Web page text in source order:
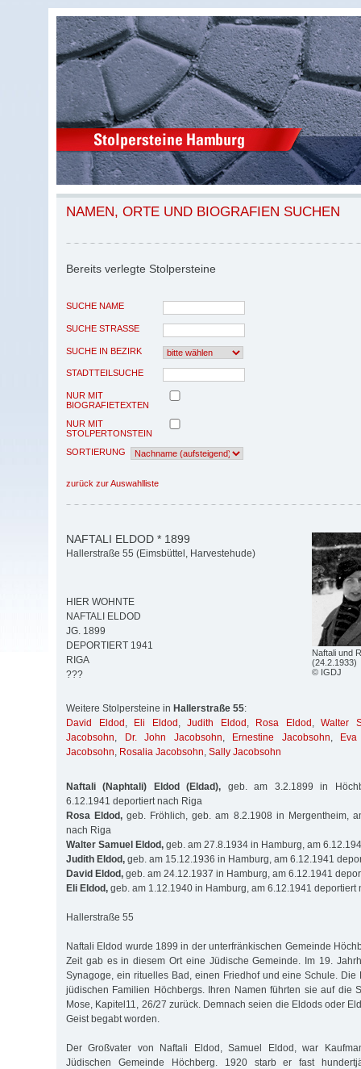
NAMEN, ORTE UND BIOGRAFIEN SUCHEN
Bereits verlegte Stolpersteine
SUCHE NAME
SUCHE STRASSE
SUCHE IN BEZIRK
STADTTEILSUCHE
NUR MIT
BIOGRAFIETEXTEN
NUR MIT
STOLPERTONSTEIN
SORTIERUNG
zurück zur Auswahlliste
Naftali und
(24.2.1933)
© IGDJ
NAFTALI ELDOD * 1899
Hallerstraße 55 (Eimsbüttel, Harvestehude)
HIER WOHNTE
NAFTALI ELDOD
JG. 1899
DEPORTIERT 1941
RIGA
???
Weitere Stolpersteine in Hallerstraße 55:
David Eldod , Eli Eldod ,Judith Eldod , Rosa Eldod ,Walter
Jacobsohn, Dr. John Jacobsohn, Ernestine Jacobsohn,
Jacobsohn, Rosalia Jacobsohn, Sally Jacobsohn
Naftali (Naphtali) Eldod (Eldad), geb. am 3.2.1899 in
6.12.1941 deportiert nach Riga
Rosa Eldod, geb. Fröhlich, geb. am 8.2.1908 in Mergentheim,
nach Riga
Walter Samuel Eldod, geb. am 27.8.1934 in Hamburg, am
Judith Eldod, geb. am 15.12.1936 in Hamburg, am 6.12.1941
David Eldod, geb. am 24.12.1937 in Hamburg, am 6.12.1941
Eli Eldod, geb. am 1.12.1940 in Hamburg, am 6.12.1941 deportiert
Hallerstraße 55
Naftali Eldod wurde 1899 in der unterfränkischen Gemeinde
Zeit gab es in diesem Ort eine Jüdische Gemeinde. Im 19.
Synagoge, ein rituelles Bad, einen Friedhof und eine Schule.
jüdischen Familien Höchbergs. Ihren Namen führten sie auf die
Mose, Kapitel11, 26/27 zurück. Demnach seien die Eldods oder
Geist begabt worden.
Der Großvater von Naftali Eldod, Samuel Eldod, war
Jüdischen Gemeinde Höchberg. 1920 starb er fast